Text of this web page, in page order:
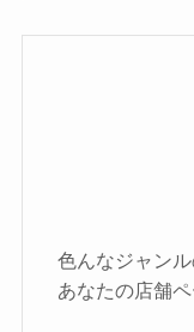
色んなジャン
あなたの店舗